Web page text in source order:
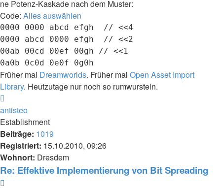
ne Potenz-Kaskade nach dem Muster:
Code: Alles auswählen
0000 0000 abcd efgh  // <<4
0000 abcd 0000 efgh  // <<2
00ab 00cd 00ef 00gh // <<1
Früher mal Dreamworlds. Früher mal Open Asset Import
Library. Heutzutage nur noch so rumwursteln.
oben
antisteo
Establishment
Beiträge: 1019
Registriert: 15.10.2010, 09:26
Wohnort: Dresdem
Re: Effektive Implementierung von Bit Spreading